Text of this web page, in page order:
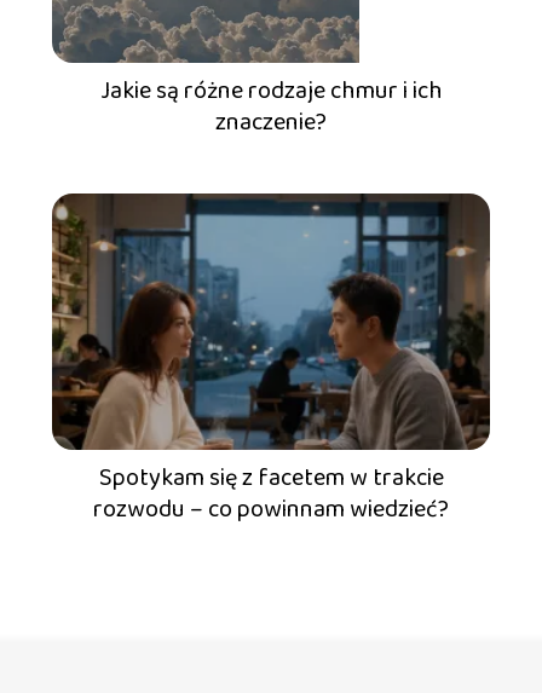
Jakie są różne rodzaje chmur i ich
znaczenie?
Spotykam się z facetem w trakcie
rozwodu – co powinnam wiedzieć?